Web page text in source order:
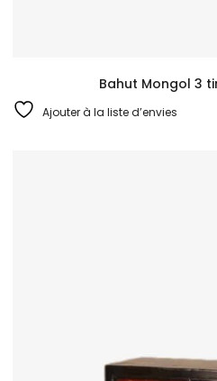
Bahut Mongol 3
Ajouter à la liste d’envies